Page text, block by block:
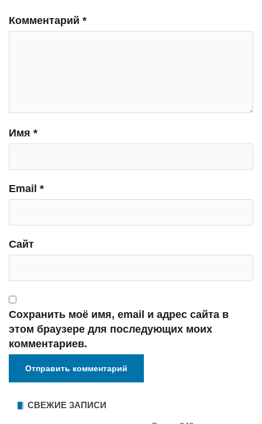
Комментарий *
Имя *
Email *
Сайт
Сохранить моё имя, email и адрес сайта в
этом браузере для последующих моих
комментариев.
СВЕЖИЕ ЗАПИСИ